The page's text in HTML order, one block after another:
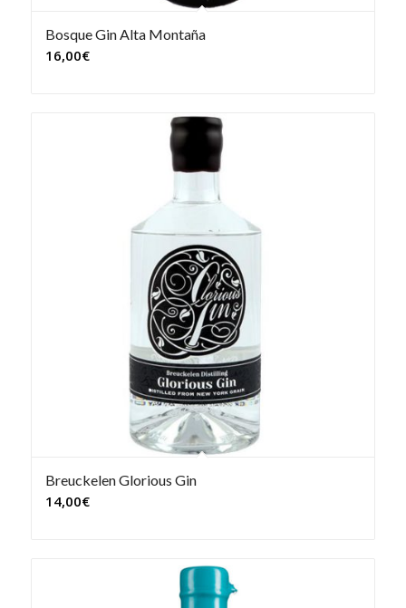
Bosque Gin Alta Montaña
16,00€
Breuckelen Glorious Gin
14,00€